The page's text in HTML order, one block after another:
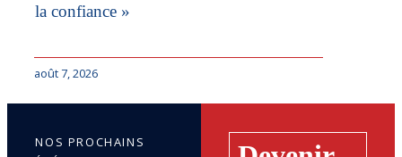
la confiance »
août 7, 2026
NOS PROCHAINS